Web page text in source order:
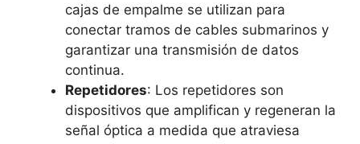
cajas de empalme se utilizan para
conectar tramos de cables submarinos y
garantizar una transmisión de datos
continua.
Repetidores: Los repetidores son
dispositivos que amplifican y regeneran la
señal óptica a medida que atraviesa